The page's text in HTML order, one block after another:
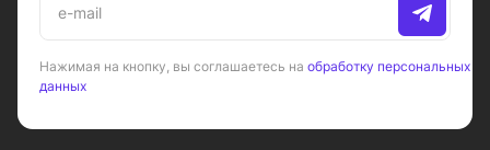
Нажимая на кнопку, вы соглашаетесь на обработку персональных
данных